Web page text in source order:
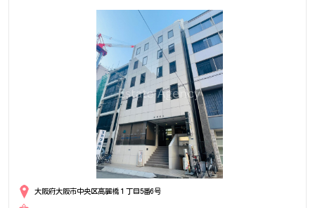
大阪府大阪市中央区高麗橋１丁目5番6号